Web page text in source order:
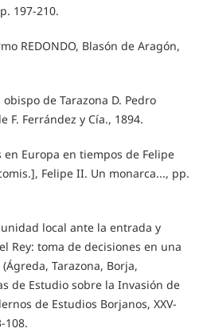
197-210.
REDONDO, Blasón de Aragón,
de Tarazona D. Pedro
F. Ferrández y Cía., 1894.
en Europa en tiempos de Felipe
Felipe II. Un monarca..., pp.
local ante la entrada y
Rey: toma de decisiones en una
Tarazona, Borja,
de Estudio sobre la Invasión de
de Estudios Borjanos, XXV-
108.